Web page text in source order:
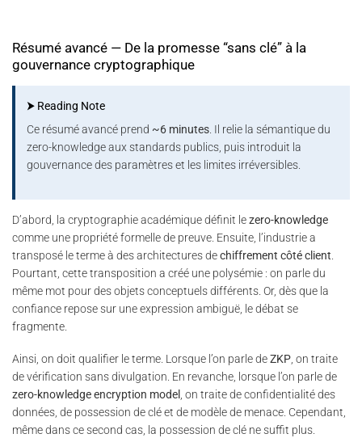
Résumé avancé — De la promesse “sans clé” à la
gouvernance cryptographique
⮞ Reading Note
Ce résumé avancé prend ~6 minutes . Il relie la sémantique du
zero-knowledge aux standards publics, puis introduit la
gouvernance des paramètres et les limites irréversibles.
D’abord, la cryptographie académique définit lezero-knowledge
comme une propriété formelle de preuve. Ensuite, l’industrie a
transposé le terme à des architectures dechiffrement côté client
Pourtant, cette transposition a créé une polysémie : on parle du
même mot pour des objets conceptuels différents. Or, dès que la
confiance repose sur une expression ambiguë, le débat se
fragmente.
Ainsi, on doit qualifier le terme. Lorsque l’on parle deZKP, on traite
de vérification sans divulgation. En revanche, lorsque l’on parle de
zero-knowledge encryption model , on traite de confidentialité des
données, de possession de clé et de modèle de menace. Cependant,
même dans ce second cas, la possession de clé ne suffit plus.